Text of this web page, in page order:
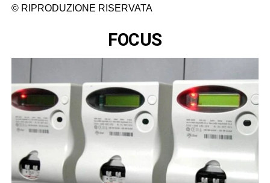
© RIPRODUZIONE RISERVATA
FOCUS